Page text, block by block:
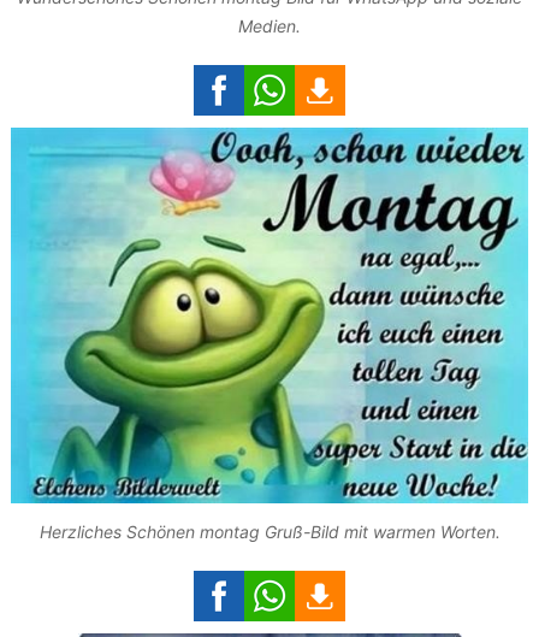
Medien.
Herzliches Schönen montag Gruß-Bild mit warmen Worten.